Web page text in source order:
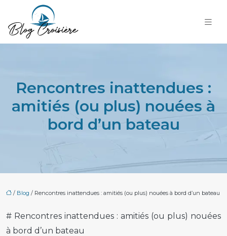
Rencontres inattendues :
amitiés (ou plus) nouées à
bord d’un bateau
/ Blog / Rencontres inattendues : amitiés (ou plus) nouées à bord d’un bateau
# Rencontres inattendues : amitiés (ou plus) nouées
à bord d’un bateau